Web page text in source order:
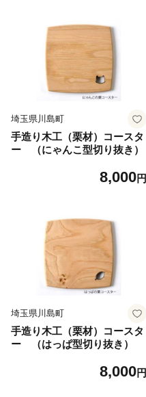
埼玉県川島町
手造り木工（栗材）コースタ
ー （にゃんこ型切り抜き）
8,000円
埼玉県川島町
手造り木工（栗材）コースタ
ー （はっぱ型切り抜き）
8,000円